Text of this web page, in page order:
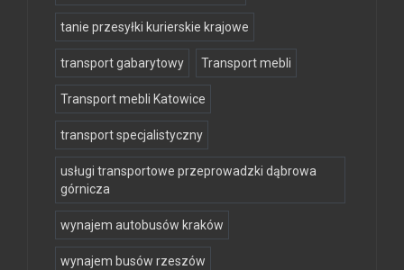
tanie przesyłki kurierskie krajowe
transport gabarytowy Transport mebli
Transport mebli Katowice
transport specjalistyczny
usługi transportowe przeprowadzki dąbrowa
górnicza
wynajem autobusów kraków
wynajem busów rzeszów